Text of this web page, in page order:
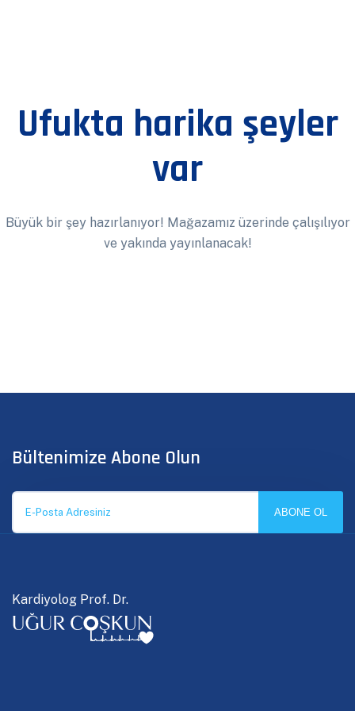
Ufukta harika şeyler
var
Büyük bir şey hazırlanıyor! Mağazamız üzerinde çalışılıyor
ve yakında yayınlanacak!
Bültenimize Abone Olun
ABONE OL
Kardiyolog Prof. Dr.